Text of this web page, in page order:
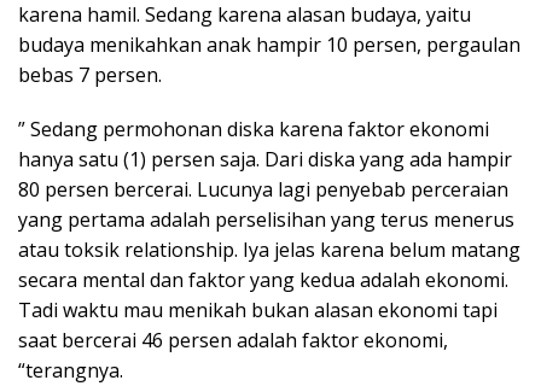
karena hamil. Sedang karena alasan budaya, yaitu
budaya menikahkan anak hampir 10 persen, pergaulan
bebas 7 persen.
” Sedang permohonan diska karena faktor ekonomi
hanya satu (1) persen saja. Dari diska yang ada hampir
80 persen bercerai. Lucunya lagi penyebab perceraian
yang pertama adalah perselisihan yang terus menerus
atau toksik relationship. Iya jelas karena belum matang
secara mental dan faktor yang kedua adalah ekonomi.
Tadi waktu mau menikah bukan alasan ekonomi tapi
saat bercerai 46 persen adalah faktor ekonomi,
“terangnya.